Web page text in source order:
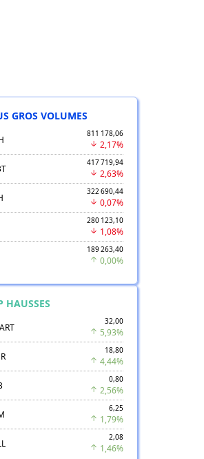
GROS VOLUMES
811 178,06
2,17%
417 719,94
2,63%
322 690,44
0,07%
280 123,10
1,08%
189 263,40
0,00%
HAUSSES
32,00
5,93%
18,80
4,44%
0,80
2,56%
6,25
1,79%
2,08
1,46%